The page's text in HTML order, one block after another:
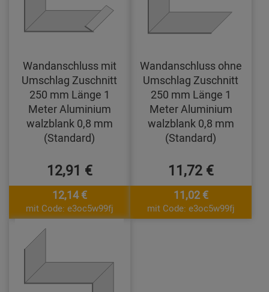
Wandanschluss mit
Umschlag Zuschnitt
250 mm Länge 1
Meter Aluminium
walzblank 0,8 mm
(Standard)
12,91 €
12,14 €
mit Code: e3oc5w99fj
Wandanschluss ohne
Umschlag Zuschnitt
250 mm Länge 1
Meter Aluminium
walzblank 0,8 mm
(Standard)
11,72 €
11,02 €
mit Code: e3oc5w99fj